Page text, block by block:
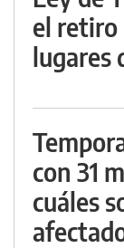
el retiro
lugares
con 31
cuáles